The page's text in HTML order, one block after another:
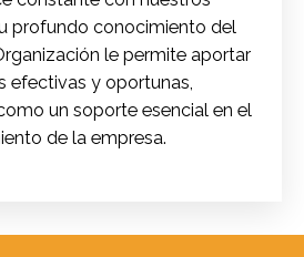
profundo conocimiento del
le permite aportar
efectivas y oportunas,
un soporte esencial en el
de la empresa.